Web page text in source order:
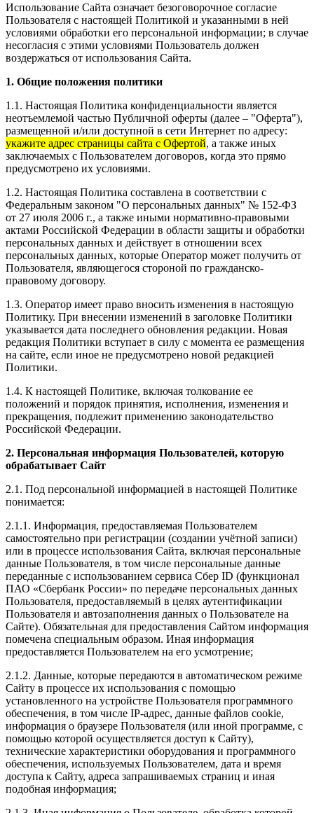
Использование Сайта означает безоговорочное согласие
Пользователя с настоящей Политикой и указанными в ней
условиями обработки его персональной информации; в случае
несогласия с этими условиями Пользователь должен
воздержаться от использования Сайта.
1. Общие положения политики
1.1. Настоящая Политика конфиденциальности является
неотъемлемой частью Публичной оферты (далее – "Оферта"),
размещенной и/или доступной в сети Интернет по адресу:
укажите адрес страницы сайта с Офертой, а также иных
заключаемых с Пользователем договоров, когда это прямо
предусмотрено их условиями.
1.2. Настоящая Политика составлена в соответствии с
Федеральным законом "О персональных данных" № 152-ФЗ
от 27 июля 2006 г., а также иными нормативно-правовыми
актами Российской Федерации в области защиты и обработки
персональных данных и действует в отношении всех
персональных данных, которые Оператор может получить от
Пользователя, являющегося стороной по гражданско-
правовому договору.
1.3. Оператор имеет право вносить изменения в настоящую
Политику. При внесении изменений в заголовке Политики
указывается дата последнего обновления редакции. Новая
редакция Политики вступает в силу с момента ее размещения
на сайте, если иное не предусмотрено новой редакцией
Политики.
1.4. К настоящей Политике, включая толкование ее
положений и порядок принятия, исполнения, изменения и
прекращения, подлежит применению законодательство
Российской Федерации.
2. Персональная информация Пользователей, которую
обрабатывает Сайт
2.1. Под персональной информацией в настоящей Политике
понимается:
2.1.1. Информация, предоставляемая Пользователем
самостоятельно при регистрации (создании учётной записи)
или в процессе использования Сайта, включая персональные
данные Пользователя, в том числе персональные данные
переданные с использованием сервиса Сбер ID (функционал
ПАО «Сбербанк России» по передаче персональных данных
Пользователя, предоставляемый в целях аутентификации
Пользователя и автозаполнения данных о Пользователе на
Сайте). Обязательная для предоставления Сайтом информация
помечена специальным образом. Иная информация
предоставляется Пользователем на его усмотрение;
2.1.2. Данные, которые передаются в автоматическом режиме
Сайту в процессе их использования с помощью
установленного на устройстве Пользователя программного
обеспечения, в том числе IP-адрес, данные файлов cookie,
информация о браузере Пользователя (или иной программе, с
помощью которой осуществляется доступ к Сайту),
технические характеристики оборудования и программного
обеспечения, используемых Пользователем, дата и время
доступа к Сайту, адреса запрашиваемых страниц и иная
подобная информация;